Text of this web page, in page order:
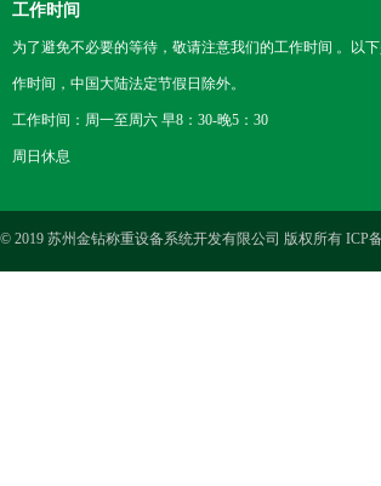
工作时间
为了避免不必要的等待，敬请注意我们的工作时间 。以
作时间，中国大陆法定节假日除外。
工作时间：周一至周六 早8：30-晚5：30
周日休息
© 2019 苏州金钻称重设备系统开发有限公司 版权所有 ICP